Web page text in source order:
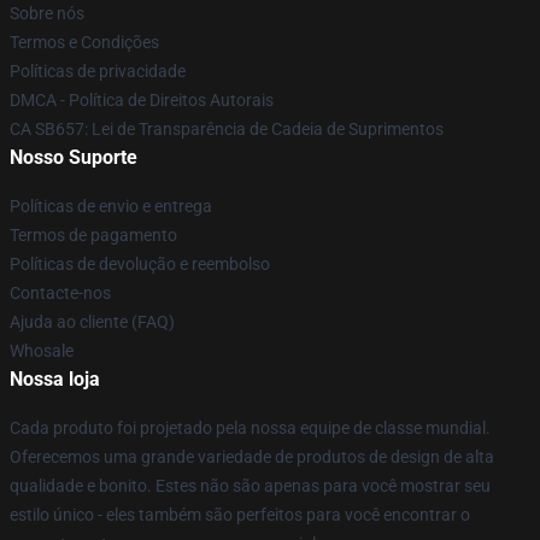
Sobre nós
Termos e Condições
Políticas de privacidade
DMCA - Política de Direitos Autorais
CA SB657: Lei de Transparência de Cadeia de Suprimentos
Nosso Suporte
Políticas de envio e entrega
Termos de pagamento
Políticas de devolução e reembolso
Contacte-nos
Ajuda ao cliente (FAQ)
Whosale
Nossa loja
Cada produto foi projetado pela nossa equipe de classe mundial.
Oferecemos uma grande variedade de produtos de design de alta
qualidade e bonito. Estes não são apenas para você mostrar seu
estilo único - eles também são perfeitos para você encontrar o